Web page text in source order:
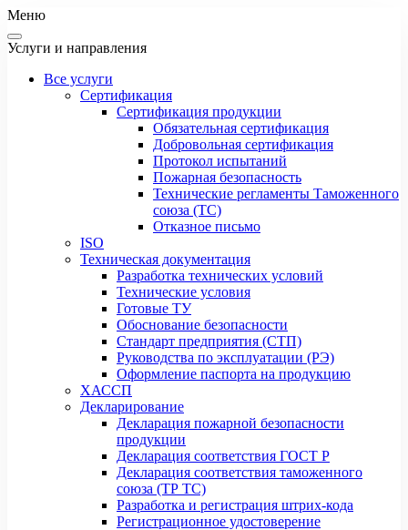
Меню
Услуги и направления
Все услуги
Сертификация
Сертификация продукции
Обязательная сертификация
Добровольная сертификация
Протокол испытаний
Пожарная безопасность
Технические регламенты Таможенного
союза (ТС)
Отказное письмо
ISO
Техническая документация
Разработка технических условий
Технические условия
Готовые ТУ
Обоснование безопасности
Стандарт предприятия (СТП)
Руководства по эксплуатации (РЭ)
Оформление паспорта на продукцию
ХАССП
Декларирование
Декларация пожарной безопасности
продукции
Декларация соответствия ГОСТ Р
Декларация соответствия таможенного
союза (ТР ТС)
Разработка и регистрация штрих-кода
Регистрационное удостоверение